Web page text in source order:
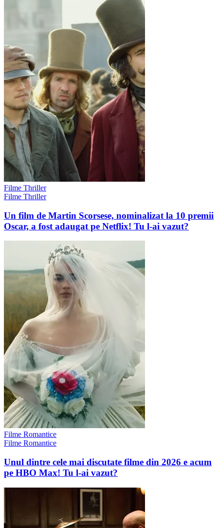
Filme Thriller
Filme Thriller
Un film de Martin Scorsese, nominalizat la 10 premii
Oscar, a fost adaugat pe Netflix! Tu l-ai vazut?
Filme Romantice
Filme Romantice
Unul dintre cele mai discutate filme din 2026 e acum
pe HBO Max! Tu l-ai vazut?